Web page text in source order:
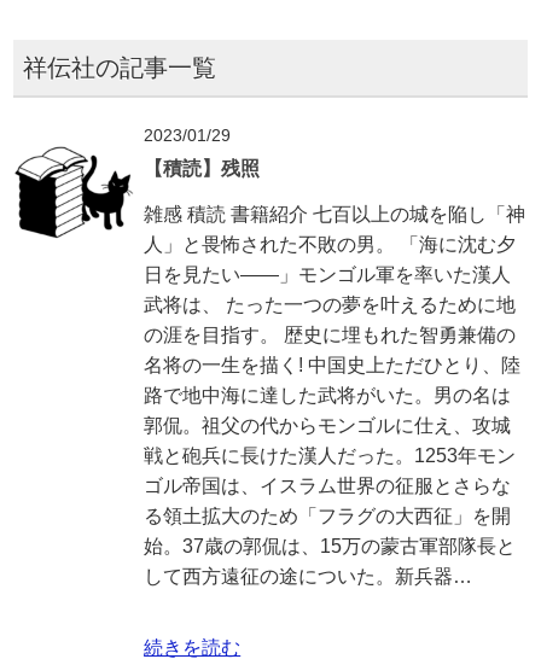
祥伝社の記事一覧
2023/01/29
【積読】残照
雑感 積読 書籍紹介 七百以上の城を陥し「神
人」と畏怖された不敗の男。 「海に沈む夕
日を見たい――」モンゴル軍を率いた漢人
武将は、 たった一つの夢を叶えるために地
の涯を目指す。 歴史に埋もれた智勇兼備の
名将の一生を描く! 中国史上ただひとり、陸
路で地中海に達した武将がいた。男の名は
郭侃。祖父の代からモンゴルに仕え、攻城
戦と砲兵に長けた漢人だった。1253年モン
ゴル帝国は、イスラム世界の征服とさらな
る領土拡大のため「フラグの大西征」を開
始。37歳の郭侃は、15万の蒙古軍部隊長と
して西方遠征の途についた。新兵器…
続きを読む